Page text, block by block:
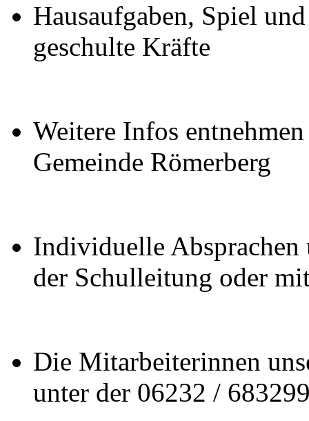
Hausaufgaben, Spiel
geschulte Kräfte
Weitere Infos
Gemeinde Römerberg
Individuelle
der Schulleitung oder
Die Mitarbeiterinnen
unter der 06232 /